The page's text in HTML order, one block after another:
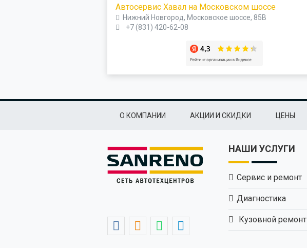
Автосервис Хавал на Московском шоссе
Нижний Новгород, Московское шоссе, 85В
+7 (831) 420-62-08
О КОМПАНИИ АКЦИИ И СКИДКИ ЦЕНЫ
НАШИ УСЛУГИ
Сервис и ремонт
Диагностика
Кузовной ремонт